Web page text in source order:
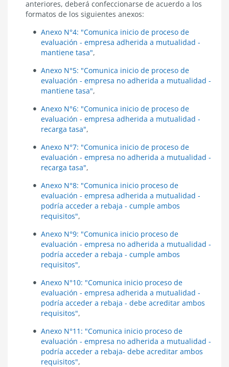
anteriores, deberá confeccionarse de acuerdo a los
formatos de los siguientes anexos:
Anexo N°4: "Comunica inicio de proceso de
evaluación - empresa adherida a mutualidad -
mantiene tasa",
Anexo N°5: "Comunica inicio de proceso de
evaluación - empresa no adherida a mutualidad -
mantiene tasa",
Anexo N°6: "Comunica inicio de proceso de
evaluación - empresa adherida a mutualidad -
recarga tasa",
Anexo N°7: "Comunica inicio de proceso de
evaluación - empresa no adherida a mutualidad -
recarga tasa",
Anexo N°8: "Comunica inicio proceso de
evaluación - empresa adherida a mutualidad -
podría acceder a rebaja - cumple ambos
requisitos",
Anexo N°9: "Comunica inicio proceso de
evaluación - empresa no adherida a mutualidad -
podría acceder a rebaja - cumple ambos
requisitos",
Anexo N°10: "Comunica inicio proceso de
evaluación - empresa adherida a mutualidad -
podría acceder a rebaja - debe acreditar ambos
requisitos",
Anexo N°11: "Comunica inicio proceso de
evaluación - empresa no adherida a mutualidad -
podría acceder a rebaja- debe acreditar ambos
requisitos",